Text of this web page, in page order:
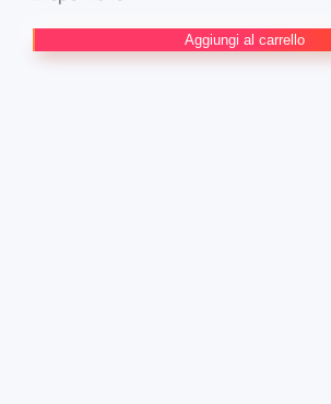
Bistecca
Aggiungi al carrello